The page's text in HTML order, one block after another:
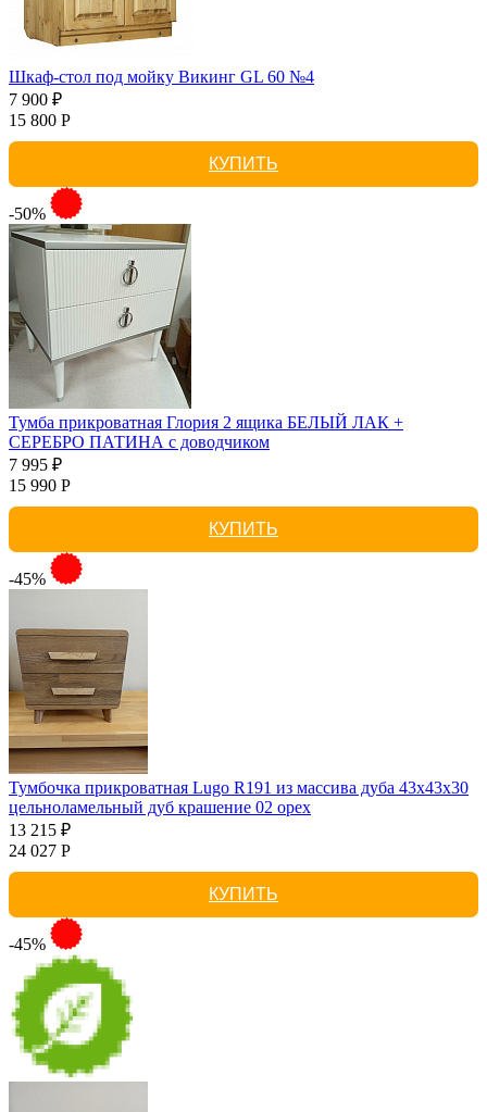
Шкаф-стол под мойку Викинг GL 60 №4
7 900 ₽
15 800 Р
КУПИТЬ
-50%
Тумба прикроватная Глория 2 ящика БЕЛЫЙ ЛАК +
СЕРЕБРО ПАТИНА с доводчиком
7 995 ₽
15 990 Р
КУПИТЬ
-45%
Тумбочка прикроватная Lugo R191 из массива дуба 43х43х30
цельноламельный дуб крашение 02 орех
13 215 ₽
24 027 Р
КУПИТЬ
-45%